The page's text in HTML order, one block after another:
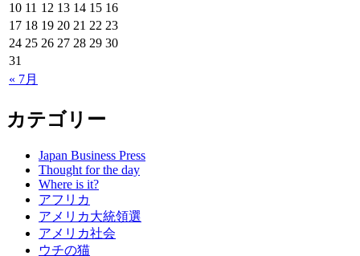
« 7月
10 11 12 13 14 15 16
17 18 19 20 21 22 23
24 25 26 27 28 29 30
31
カテゴリー
Japan Business Press
Thought for the day
Where is it?
アフリカ
アメリカ大統領選
アメリカ社会
ウチの猫